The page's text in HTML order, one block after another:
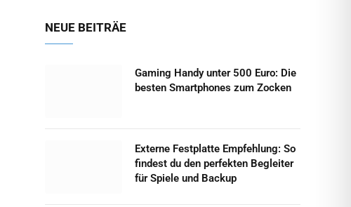
NEUE BEITRÄE
Gaming Handy unter 500 Euro: Die
besten Smartphones zum Zocken
Externe Festplatte Empfehlung: So
findest du den perfekten Begleiter
für Spiele und Backup